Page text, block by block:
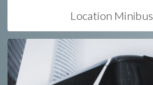
Location Minibus